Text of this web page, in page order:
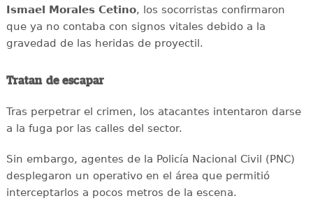
Ismael Morales Cetino, los socorristas confirmaron
que ya no contaba con signos vitales debido a la
gravedad de las heridas de proyectil.
Tratan de escapar
Tras perpetrar el crimen, los atacantes intentaron darse
a la fuga por las calles del sector.
Sin embargo, agentes de la Policía Nacional Civil (PNC)
desplegaron un operativo en el área que permitió
interceptarlos a pocos metros de la escena.